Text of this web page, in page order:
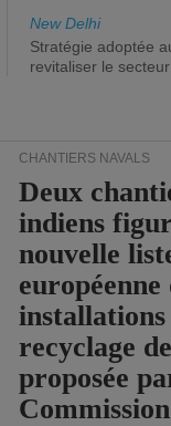
New Delhi
Stratégie adoptée
revitaliser le secteur
CHANTIERS NAVALS
Deux
indiens
nouvelle
européenne
installations
recyclage
proposée